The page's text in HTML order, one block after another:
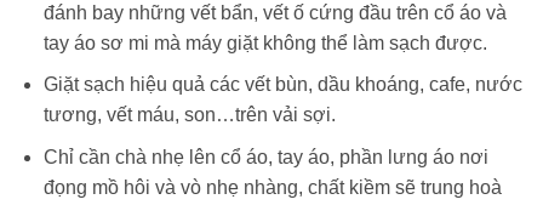
đánh bay những vết bẩn, vết ố cứng đầu trên cổ áo và
tay áo sơ mi mà máy giặt không thể làm sạch được.
Giặt sạch hiệu quả các vết bùn, dầu khoáng, cafe, nước
tương, vết máu, son…trên vải sợi.
Chỉ cần chà nhẹ lên cổ áo, tay áo, phần lưng áo nơi
đọng mồ hôi và vò nhẹ nhàng, chất kiềm sẽ trung hoà